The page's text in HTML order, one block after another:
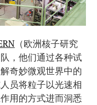
（欧洲核子研究
，他们通过各种试
奇妙微观世界中的
员将粒子以光速相
用的方式进而洞悉